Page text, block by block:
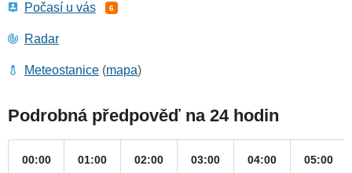
Počasí u vás 6
Radar
Meteostanice (mapa)
Podrobná předpověď na 24 hodin
00:00 01:00 02:00 03:00 04:00 05:00